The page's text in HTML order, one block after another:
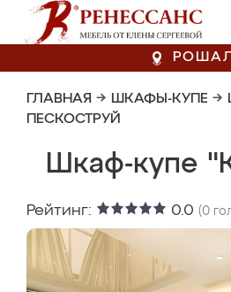
ГЛАВНАЯ → ШКАФЫ-КУПЕ →
ПЕСКОСТРУЙ
Шкаф-купе
Рейтинг: 0.0 (0